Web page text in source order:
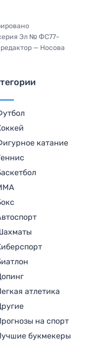
Эл № ФС77-
— Носова
катание
атлетика
на спорт
букмекеры